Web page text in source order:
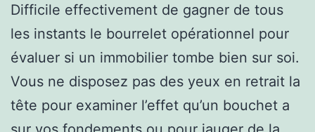
Difficile effectivement de gagner de tous
les instants le bourrelet opérationnel pour
évaluer si un immobilier tombe bien sur soi.
Vous ne disposez pas des yeux en retrait la
tête pour examiner l’effet qu’un bouchet a